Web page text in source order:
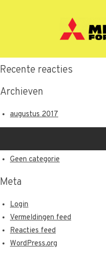
Recente berichten
Recente reacties
Archieven
augustus 2017
Geen categorie
Meta
Login
Vermeldingen feed
Reacties feed
WordPress.org